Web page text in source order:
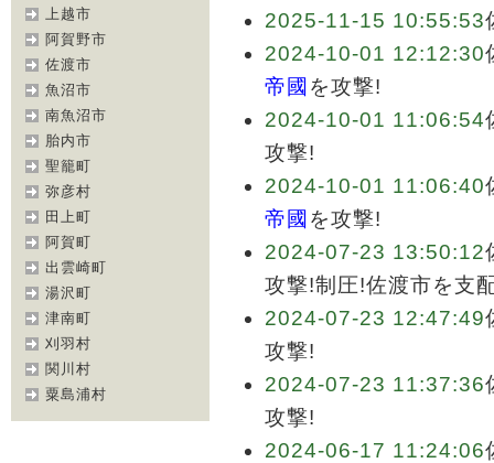
上越市
阿賀野市
佐渡市
魚沼市
南魚沼市
胎内市
聖籠町
弥彦村
田上町
阿賀町
出雲崎町
湯沢町
津南町
刈羽村
関川村
粟島浦村
2025-11-15 10:55:53
2024-10-01 12:12:30
帝國 を攻撃!
2024-10-01 11:06:54
攻撃!
2024-10-01 11:06:40
帝國 を攻撃!
2024-07-23 13:50:12
攻撃!制圧!佐渡市を支
2024-07-23 12:47:49
攻撃!
2024-07-23 11:37:36
攻撃!
2024-06-17 11:24:06